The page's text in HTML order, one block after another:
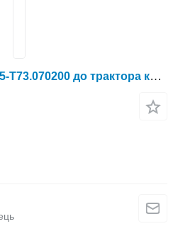
Масляний щуп TAM 4M5-T73.070200 до трактора колісного X804/X904/LX954/NLX1024/NLX1054/X1204/NLX1304/NLX1404